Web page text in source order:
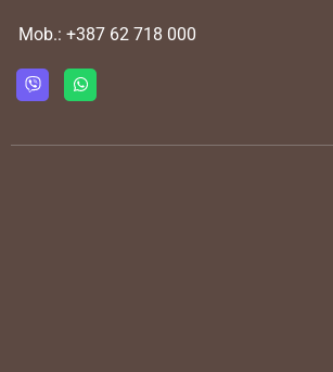
Mob.: +387 62 718 000